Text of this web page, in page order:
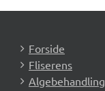
Forside
Fliserens
Algebehandling